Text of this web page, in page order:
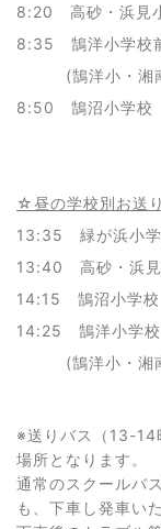
8:20 高砂・浜見
8:35 鵠洋小学校
(鵠洋小・湘南
8:50 鵠沼小学校
☆昼の学校別お送
13:35 緑が浜小
13:40 高砂・浜見
14:15 鵠沼小学校
14:25 鵠洋小学
(鵠洋小・湘南
※送りバス（13-14
場所となります。
通常のスクールバ
も、下車し発車い